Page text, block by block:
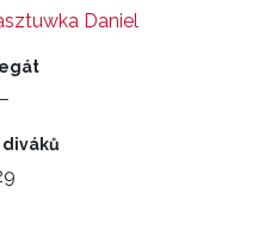
Daniel
–
diváků